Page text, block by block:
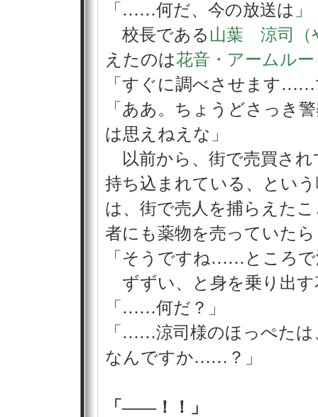
「……何だ、今の放送は」
校長である 山葉 涼司（
えたのは花音・アームル
「すぐに調べさせます
「ああ。ちょうどさっき
は思えねえな」
以前から、街で売買され
持ち込まれている、とい
は、街で売人を捕らえた
者にも薬物を売っていた
「そうですね……ところ
ずずい、と身を乗り出す
「……何だ？」
「……涼司様のほっぺた
なんですか……？」
「――！！」